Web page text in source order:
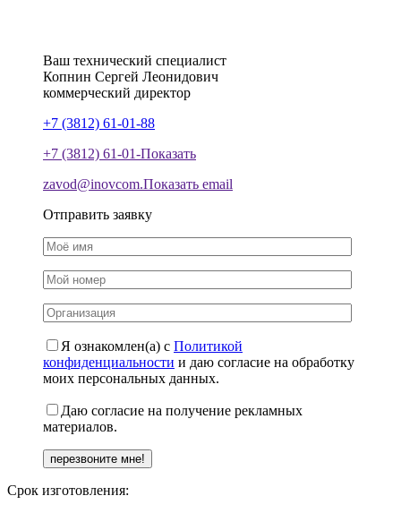
Ваш технический специалист
Копнин Сергей Леонидович
коммерческий директор
+7 (3812) 61-01-88
+7 (3812) 61-01-Показать
zavod@inovcom.Показать email
Отправить заявку
Я ознакомлен(а) с Политикой
конфиденциальности и даю согласие на обработку
моих персональных данных.
Даю согласие на получение рекламных
материалов.
Срок изготовления: